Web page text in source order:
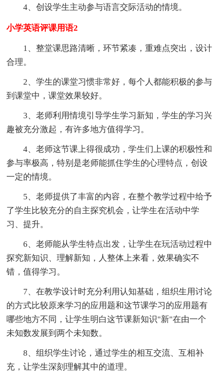
4、创设学生主动参与语言交际活动的情境。
小学英语评课用语2
1、整堂课思路清晰，环节紧凑，重难点突出，设计
合理。
2、学生的课堂习惯非常好，每个人都能积极的参与
到课堂中，课堂效果较好。
3、老师利用情境引导学生学习新知，学生的学习兴
趣被充分激起，有许多地方值得学习。
4、老师这节课上得很成功，学生们上课的积极性和
参与率极高，特别是老师能抓住学生的心理特点，创设
一定的情境。
5、老师提供了丰富的内容，在整个教学过程中给予
了学生比较充分的自主探究机会，让学生在活动中学
习、提升。
6、老师能从学生特点出发，让学生在玩活动过程中
探究新知识、理解新知，人整体上来看，效果确实不
错，值得学习。
7、在教学设计时充分利用认知基础，组织生用讨论
的方式比较原来学习的应用题和这节课学习的应用题有
哪些地方不同，让学生明白这节课新知识"新"在由一个
未知数发展到两个未知数。
8、组织学生讨论，通过学生的相互交流、互相补
充，让学生深刻理解其中的道理。